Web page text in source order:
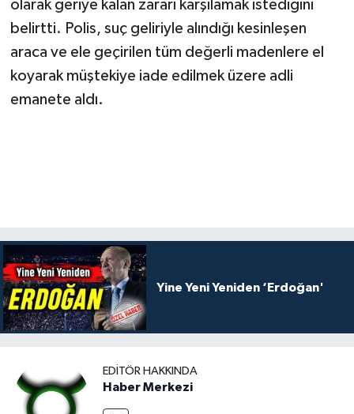
olarak geriye kalan zararı karşılamak istediğini
belirtti. Polis, suç geliriyle alındığı kesinleşen
araca ve ele geçirilen tüm değerli madenlere el
koyarak müştekiye iade edilmek üzere adli
emanete aldı.
Yine Yeni Yeniden ‘Erdoğan'
EDITÖR HAKKINDA
Haber Merkezi